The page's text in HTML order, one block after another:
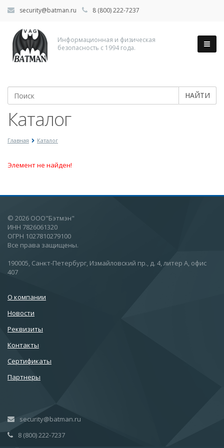
security@batman.ru 8 (800) 222-7237
Информационная и физическая
безопасность с 1994 года.
НАЙТИ
Каталог
Главная Каталог
Элемент не найден!
© 2026 ООО"Бэтмэн"
ИНН 7826061320
ОГРН 1027810279100
Все права защищены.
190005, Санкт-Петербург, Измайловский пр., д. 4, литер А, офис
407
О компании
Новости
Реквизиты
Контакты
Сертификаты
Партнеры
security@batman.ru
8 (800) 222-7237